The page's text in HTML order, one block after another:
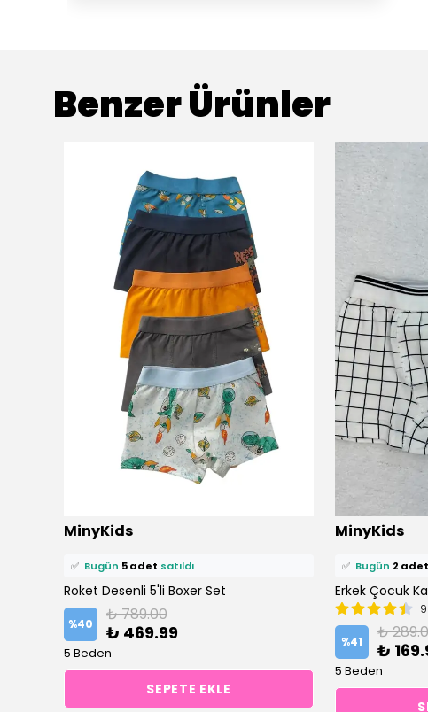
Benzer Ürünler
MinyKids
6 kişi
✅ Bugün 5 adet satıldı
Roket Desenli 5'li Boxer Set
%40 ₺ 789.00
₺ 469.99
5 Beden
SEPETE EKLE
MinyKids
⭐️ Bu ürünü6 kişi
4 kişi
✅ Bugün 2 adet
Erkek Çocuk
%41 ₺
₺
5 Beden